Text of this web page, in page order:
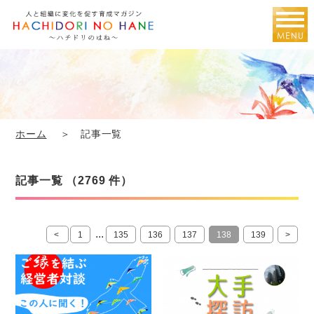
ホーム ＞ 記事一覧
記事一覧 （2769 件）
< 1 ... 135 136 137 138 139 >